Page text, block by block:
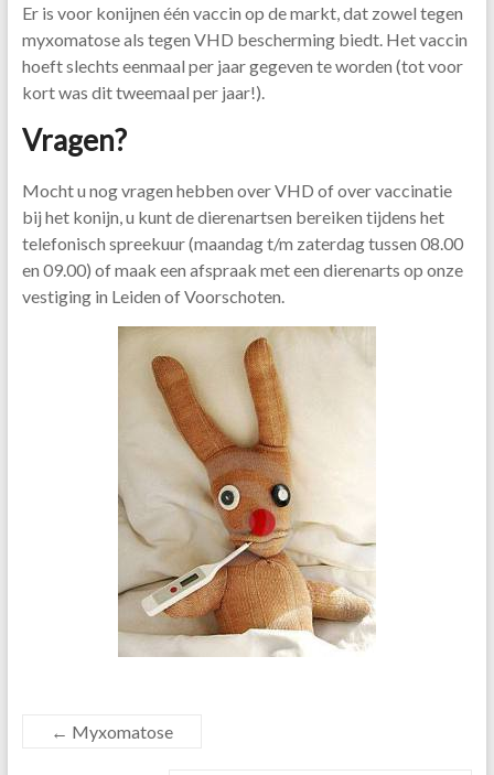
Er is voor konijnen één vaccin op de markt, dat zowel tegen
myxomatose als tegen VHD bescherming biedt. Het vaccin
hoeft slechts eenmaal per jaar gegeven te worden (tot voor
kort was dit tweemaal per jaar!).
Vragen?
Mocht u nog vragen hebben over VHD of over vaccinatie
bij het konijn, u kunt de dierenartsen bereiken tijdens het
telefonisch spreekuur (maandag t/m zaterdag tussen 08.00
en 09.00) of maak een afspraak met een dierenarts op onze
vestiging in Leiden of Voorschoten.
← Myxomatose